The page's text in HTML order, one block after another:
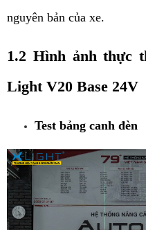
nguyên bản của xe.
1.2 Hình ảnh thực
Light V20 Base 24V
Test bảng canh đèn